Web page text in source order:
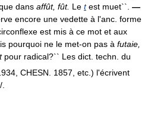
dans affût, fût. Le test muet``. —
encore une vedette à l'anc. forme
est mis à ce mot et aux
pourquoi ne le met-on pas à futaie,
pour radical?`` Les dict. techn. du
CHESN. 1857, etc.) l'écrivent